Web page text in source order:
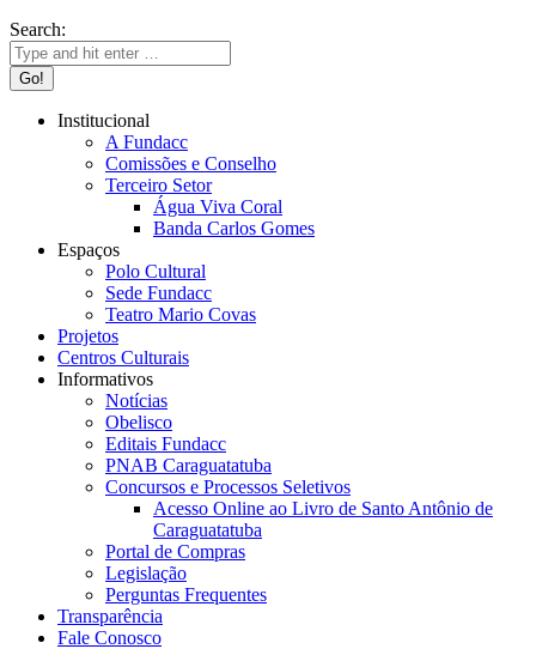
Search:
Institucional
A Fundacc
Comissões e Conselho
Terceiro Setor
Água Viva Coral
Banda Carlos Gomes
Espaços
Polo Cultural
Sede Fundacc
Teatro Mario Covas
Projetos
Centros Culturais
Informativos
Notícias
Obelisco
Editais Fundacc
PNAB Caraguatatuba
Concursos e Processos Seletivos
Acesso Online ao Livro de Santo Antônio de
Caraguatatuba
Portal de Compras
Legislação
Perguntas Frequentes
Transparência
Fale Conosco